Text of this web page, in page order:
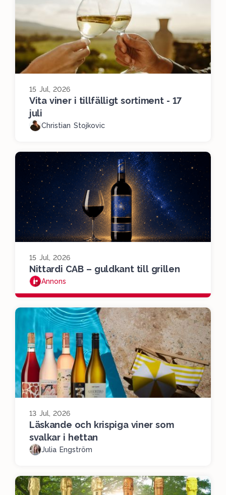
15 Jul, 2026
Vita viner i tillfälligt sortiment - 17
juli
Christian Stojkovic
15 Jul, 2026
Nittardi CAB – guldkant till grillen
Annons
13 Jul, 2026
Läskande och krispiga viner som
svalkar i hettan
Julia Engström